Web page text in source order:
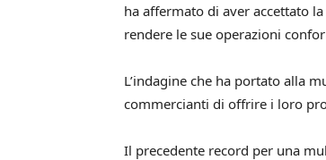
ha affermato di aver accettato
rendere le sue operazioni
L’indagine che ha portato alla
commercianti di offrire i loro
Il precedente record per una